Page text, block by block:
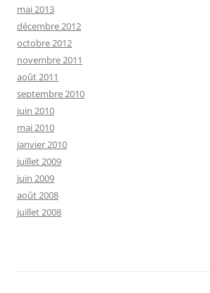
mai 2013
décembre 2012
octobre 2012
novembre 2011
août 2011
septembre 2010
juin 2010
mai 2010
janvier 2010
juillet 2009
juin 2009
août 2008
juillet 2008